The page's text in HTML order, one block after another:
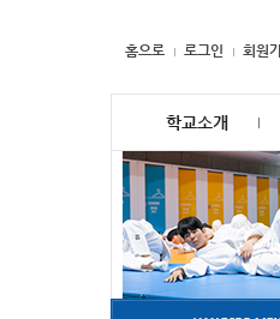
홈으로 로그인 회원
학교소개